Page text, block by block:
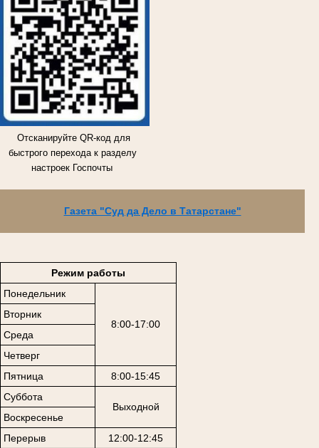
Отсканируйте QR-код для
быстрого перехода к разделу
настроек Госпочты
Газета "Суд да Дело в Татарстане"
Режим работы
Понедельник
8:00-17:00
Вторник
Среда
Четверг
Пятница
8:00-15:45
Суббота
Выходной
Воскресенье
Перерыв
12:00-12:45